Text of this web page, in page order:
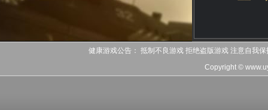
健康游戏公告： 抵制不良游戏 拒绝盗版游戏 注意自我
Copyright ©